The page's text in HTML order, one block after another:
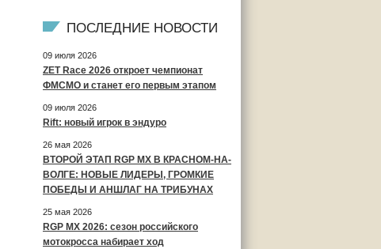
ПОСЛЕДНИЕ НОВОСТИ
09 июля 2026
ZET Race 2026 откроет чемпионат
ФМСМО и станет его первым этапом
09 июля 2026
Rift: новый игрок в эндуро
26 мая 2026
ВТОРОЙ ЭТАП RGP MX В КРАСНОМ-НА-
ВОЛГЕ: НОВЫЕ ЛИДЕРЫ, ГРОМКИЕ
ПОБЕДЫ И АНШЛАГ НА ТРИБУНАХ
25 мая 2026
RGP MX 2026: сезон российского
мотокросса набирает ход